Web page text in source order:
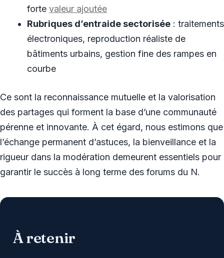
forte valeur ajoutée
Rubriques d’entraide sectorisée : traitements
électroniques, reproduction réaliste de
bâtiments urbains, gestion fine des rampes en
courbe
Ce sont la reconnaissance mutuelle et la valorisation
des partages qui forment la base d’une communauté
pérenne et innovante. À cet égard, nous estimons que
l’échange permanent d’astuces, la bienveillance et la
rigueur dans la modération demeurent essentiels pour
garantir le succès à long terme des forums du N.
À retenir